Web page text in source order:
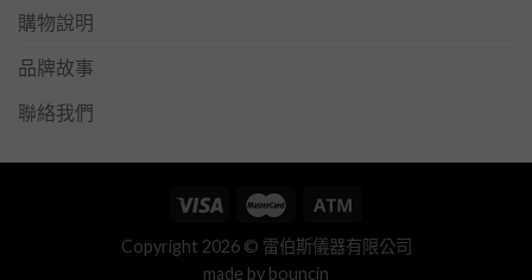
購物說明
品牌故事
聯絡我們
Copyright 2026 © 雷伯斯儀器有限公司
made by bouncin